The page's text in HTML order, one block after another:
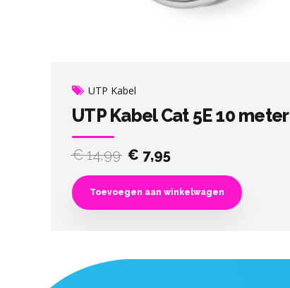
UTP Kabel
UTP Kabel Cat 5E 10 meter
€14,99 Original
was:
€ 7,95Current
is:
Toevoegen aan winkelwagen